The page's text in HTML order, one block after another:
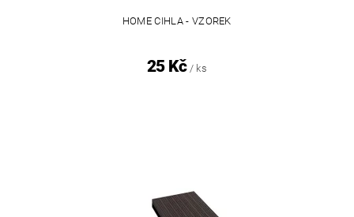
HOME CIHLA - VZOREK
25 Kč / ks